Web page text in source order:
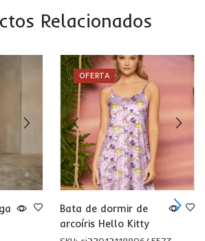
Relacionados
OFERTA
Bata de dormir de
arcoíris Hello Kitty